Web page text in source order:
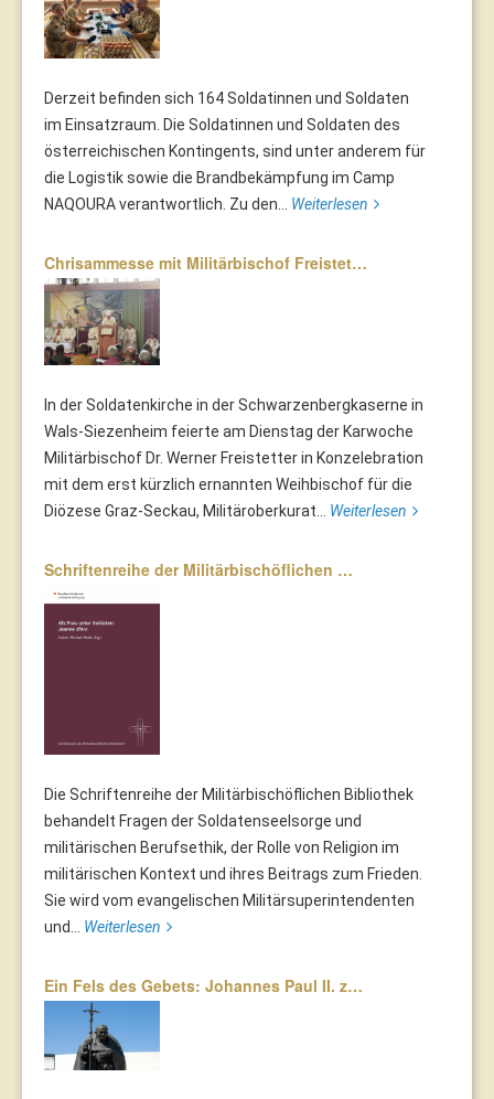
Derzeit befinden sich 164 Soldatinnen und Soldaten
im Einsatzraum. Die Soldatinnen und Soldaten des
österreichischen Kontingents, sind unter anderem für
die Logistik sowie die Brandbekämpfung im Camp
NAQOURA verantwortlich. Zu den... Weiterlesen
Chrisammesse mit Militärbischof Freistet…
In der Soldatenkirche in der Schwarzenbergkaserne in
Wals-Siezenheim feierte am Dienstag der Karwoche
Militärbischof Dr. Werner Freistetter in Konzelebration
mit dem erst kürzlich ernannten Weihbischof für die
Diözese Graz-Seckau, Militäroberkurat... Weiterlesen
Schriftenreihe der Militärbischöflichen …
Die Schriftenreihe der Militärbischöflichen Bibliothek
behandelt Fragen der Soldatenseelsorge und
militärischen Berufsethik, der Rolle von Religion im
militärischen Kontext und ihres Beitrags zum Frieden.
Sie wird vom evangelischen Militärsuperintendenten
und... Weiterlesen
Ein Fels des Gebets: Johannes Paul II. z…